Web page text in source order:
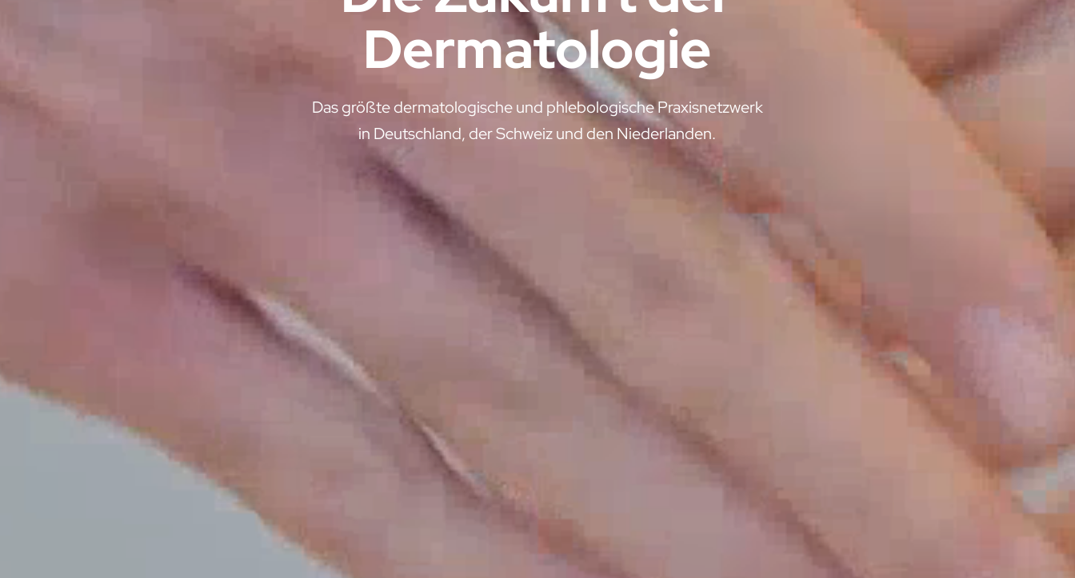
Dermatologie
Das größte dermatologische und phlebologische Praxisnetzwerk
in Deutschland, der Schweiz und den Niederlanden.